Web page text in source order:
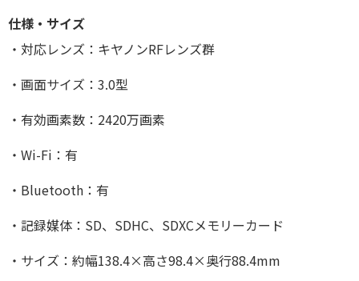
仕様・サイズ
・対応レンズ：キヤノンRFレンズ群
・画面サイズ：3.0型
・有効画素数：2420万画素
・Wi-Fi：有
・Bluetooth：有
・記録媒体：SD、SDHC、SDXCメモリーカード
・サイズ：約幅138.4×高さ98.4×奥行88.4mm